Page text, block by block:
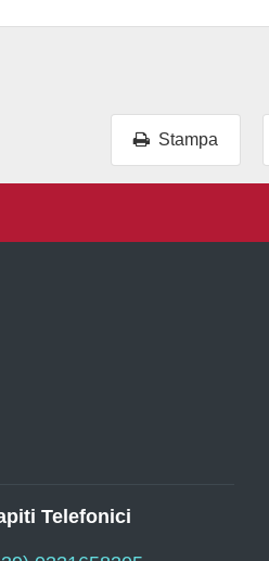
Stampa
Telefonici